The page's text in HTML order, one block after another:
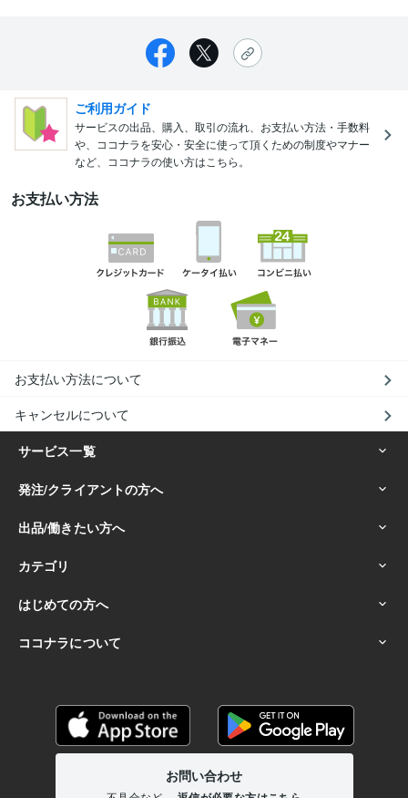
ご利用ガイド
サービスの出品、購入、取引の流れ、お支払い方法・手数料
や、ココナラを安心・安全に使って頂くための制度やマナー
など、ココナラの使い方はこちら。
お支払い方法
お支払い方法について
キャンセルについて